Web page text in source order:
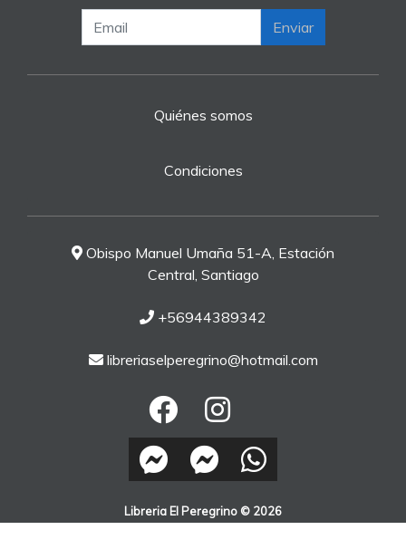
Enviar
Quiénes somos
Condiciones
Obispo Manuel Umaña 51-A, Estación
Central, Santiago
+56944389342
libreriaselperegrino@hotmail.com
Libreria El Peregrino © 2026